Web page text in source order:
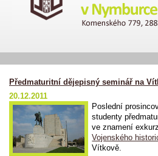
Předmaturitní dějepisný seminář na
20.12.2011
Poslední
studenty
ve znamení
Vojenského
Vítkově.